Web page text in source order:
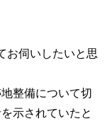
お伺いしたいと思
整備について切
示されていたと